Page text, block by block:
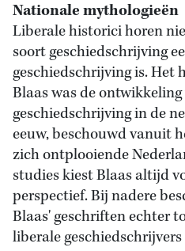
Nationale mythologieën
Liberale historici horen
soort geschiedschrijving
geschiedschrijving is. Het
Blaas was de
geschiedschrijving in de
eeuw, beschouwd vanuit
zich ontplooiende
studies kiest Blaas altijd
perspectief. Bij nadere
Blaas' geschriften echter
liberale